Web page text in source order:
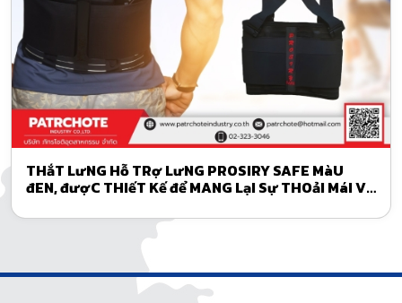
THắT LưNG Hỗ TRợ LưNG PROSIRY SAFE MàU
đEN, đượC THIếT Kế để MANG LạI Sự THOảI MáI Và